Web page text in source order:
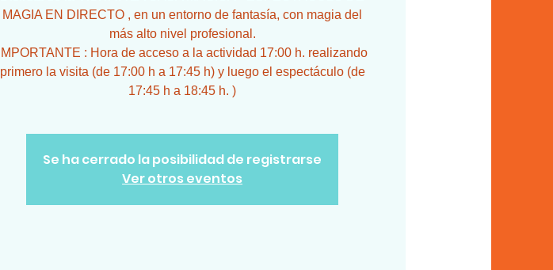
MAGIA EN DIRECTO , en un entorno de fantasía, con magia del
más alto nivel profesional.
IMPORTANTE : Hora de acceso a la actividad 17:00 h. realizando
primero la visita (de 17:00 h a 17:45 h) y luego el espectáculo (de
17:45 h a 18:45 h. )
Se ha cerrado la posibilidad de registrarse
Ver otros eventos